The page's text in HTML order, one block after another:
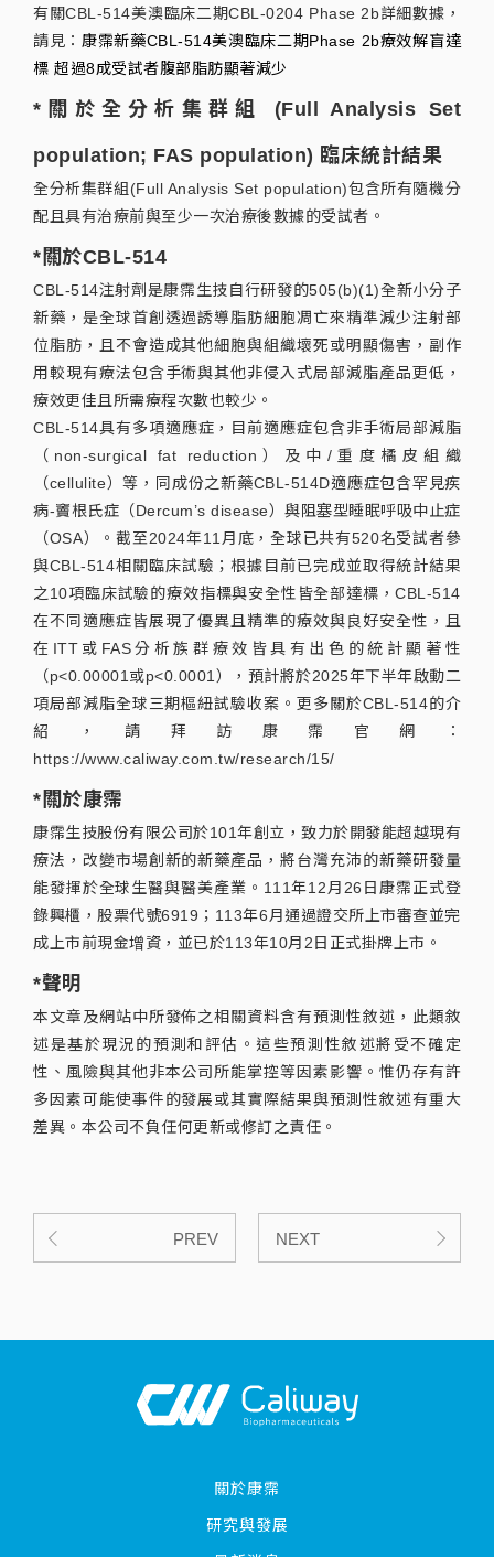
有關CBL-514美澳臨床二期CBL-0204 Phase 2b詳細數據，
請見： 康霈新藥CBL-514美澳臨床二期Phase 2b療效解盲達
標 超過8成受試者腹部脂肪顯著減少
*關於全分析集群組 (Full Analysis Set
population; FAS population) 臨床統計結果
全分析集群組(Full Analysis Set population)包含所有隨機分
配且具有治療前與至少一次治療後數據的受試者。
*關於CBL-514
CBL-514注射劑是康霈生技自行研發的505(b)(1)全新小分子
新藥，是全球首創透過誘導脂肪細胞凋亡來精準減少注射部
位脂肪，且不會造成其他細胞與組織壞死或明顯傷害，副作
用較現有療法包含手術與其他非侵入式局部減脂產品更低，
療效更佳且所需療程次數也較少。
CBL-514具有多項適應症，目前適應症包含非手術局部減脂
（non-surgical fat reduction）及中/重度橘皮組織
（cellulite）等，同成份之新藥CBL-514D適應症包含罕見疾
病-竇根氏症（Dercum’s disease）與阻塞型睡眠呼吸中止症
（OSA）。截至2024年11月底，全球已共有520名受試者參
與CBL-514相關臨床試驗；根據目前已完成並取得統計結果
之10項臨床試驗的療效指標與安全性皆全部達標，CBL-514
在不同適應症皆展現了優異且精準的療效與良好安全性，且
在ITT或FAS分析族群療效皆具有出色的統計顯著性
（p<0.00001或p<0.0001），預計將於2025年下半年啟動二
項局部減脂全球三期樞紐試驗收案。更多關於CBL-514的介
紹，請拜訪康霈官網：
https://www.caliway.com.tw/research/15/
*關於康霈
康霈生技股份有限公司於101年創立，致力於開發能超越現有
療法，改變市場創新的新藥產品，將台灣充沛的新藥研發量
能發揮於全球生醫與醫美產業。111年12月26日康霈正式登
錄興櫃，股票代號6919；113年6月通過證交所上市審查並完
成上市前現金增資，並已於113年10月2日正式掛牌上市。
*聲明
本文章及網站中所發佈之相關資料含有預測性敘述，此類敘
述是基於現況的預測和評估。這些預測性敘述將受不確定
性、風險與其他非本公司所能掌控等因素影響。惟仍存有許
多因素可能使事件的發展或其實際結果與預測性敘述有重大
差異。本公司不負任何更新或修訂之責任。
PREV NEXT
關於康霈
研究與發展